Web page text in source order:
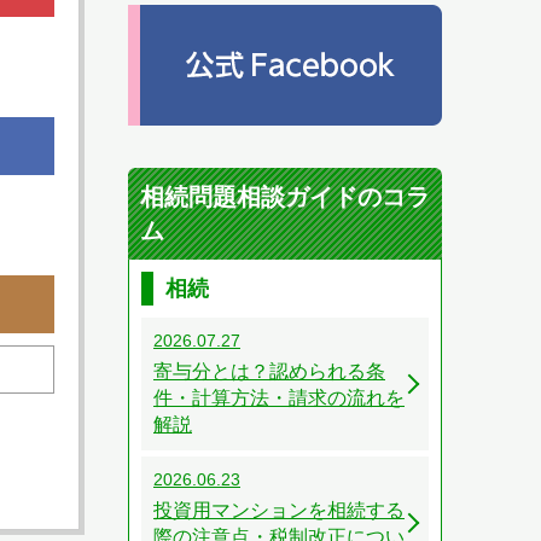
相続問題相談ガイドのコラ
ム
相続
2026.07.27
寄与分とは？認められる条
件・計算方法・請求の流れを
解説
2026.06.23
投資用マンションを相続する
際の注意点・税制改正につい